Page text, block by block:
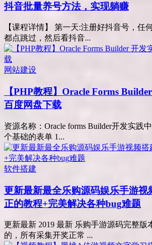
抖音批量养号方法，实现躺赚
【课程详情】 第一天:注册好抖音号，任
都点跳过，然后看抖音...
网站建设
【PHP教程】Oracle Forms
百度网盘下载
资源名称：Oracle forms Builder开发实践
个基础的表单 1...
软件搭建
更新最新最全乐购源码娱乐手游视
正的教程+完美解决各种bug难题
更新最新 2019 最新 乐购手游源码完整版
的，所有采集开奖正常 ...